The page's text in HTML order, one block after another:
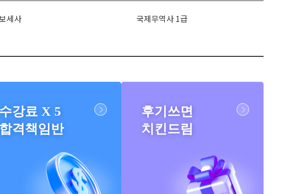
세사
국제무역사 1급
수강료 X 5
합격책임반
후기쓰면
치킨드림